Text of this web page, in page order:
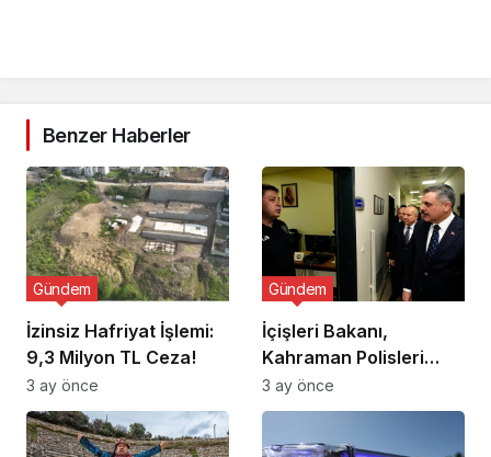
Benzer Haberler
İzinsiz Hafriyat İşlemi:
9,3 Milyon TL Ceza!
Gündem
3 ay önce
İçişleri Bakanı,
Kahraman Polisleri
Ziyaret Etti
Gündem
3 ay önce